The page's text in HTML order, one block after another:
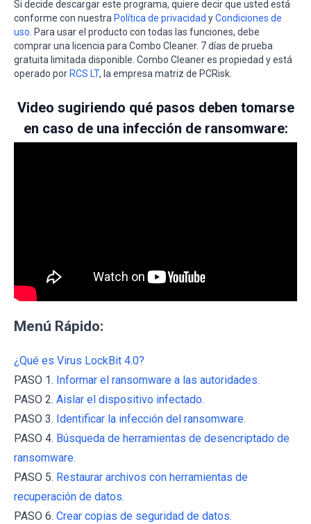
Si decide descargar este programa, quiere decir que usted está
conforme con nuestra Política de privacidad yCondiciones de
uso . Para usar el producto con todas las funciones, debe
comprar una licencia para Combo Cleaner. 7 días de prueba
gratuita limitada disponible. Combo Cleaner es propiedad y está
operado por RCS LT, la empresa matriz de PCRisk.
Video sugiriendo qué pasos deben tomarse
en caso de una infección de ransomware:
Menú Rápido:
¿Qué es Virus LockBit 4.0?
PASO 1. Informar el ransomware a las autoridades.
PASO 2. Aislar el dispositivo infectado.
PASO 3. Identificar la infección del ransomware.
PASO 4. Búsqueda de herramientas de desencriptado de
ransomware.
PASO 5. Restaurar archivos con herramientas de
recuperación de datos.
PASO 6. Crear copias de seguridad de datos.